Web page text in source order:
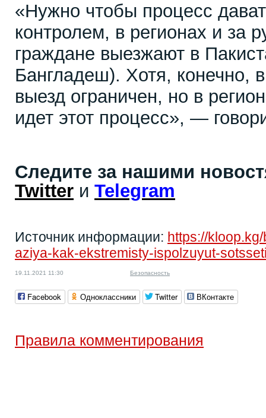
«Нужно чтобы процесс
контролем, в регионах и за
граждане выезжают в
Бангладеш). Хотя, конечно,
выезд ограничен, но в
идет этот процесс», —
Следите за нашими
Twitter и Telegram
Источник информации: https://
aziya-kak-ekstremisty-ispolzuyut-
19.11.2021 11:30 Безопасность
Facebook Одноклассники Twitter ВКонтакте
Правила комментирования